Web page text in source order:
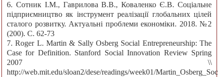
6. Сотник І.М., Гаврилова В.В., Коваленко Є.В. Соціальне
підприємництво як інструмент реалізації глобальних цілей
сталого розвитку. Актуальні проблеми економіки. 2018. №2
(200). С. 62-73
7. Roger L. Martin & Sally Osberg Social Entrepreneurship: The
Case for Definition. Stanford Social Innovation Review Spring
2007 \\
http://web.mit.edu/sloan2/dese/readings/week01/